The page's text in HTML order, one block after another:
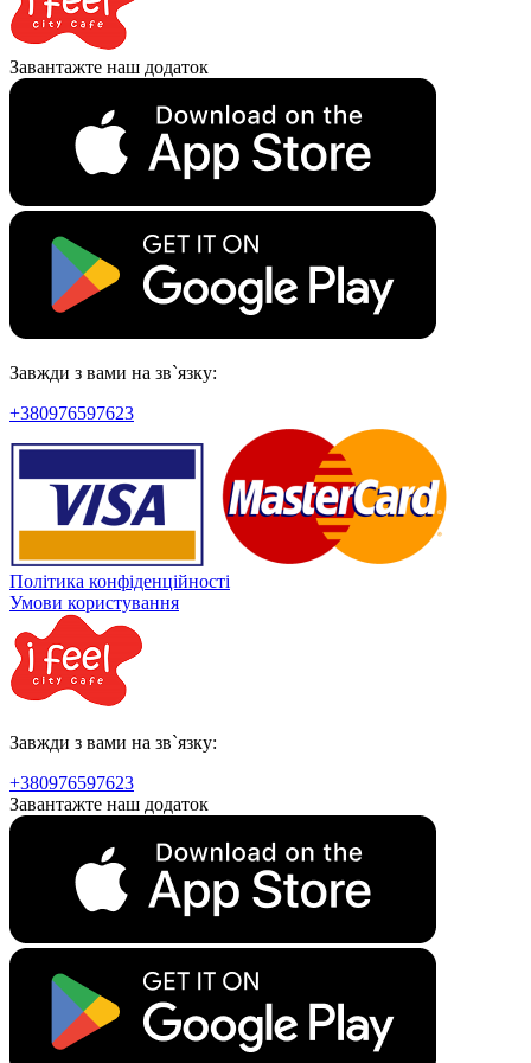
Завантажте наш додаток
Завжди з вами на зв`язку:
+380976597623
Політика конфіденційності
Умови користування
Завжди з вами на зв`язку:
+380976597623
Завантажте наш додаток